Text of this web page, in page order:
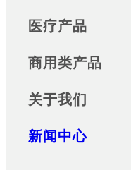
医疗产品
商用类产品
关于我们
新闻中心